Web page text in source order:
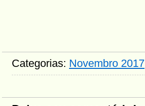
Categorias: Novembro 2017